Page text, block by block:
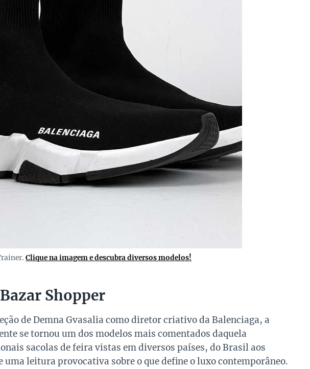
Clique na imagem e descubra diversos modelos!
Shopper
de Demna Gvasalia como diretor criativo da Balenciaga, a
se tornou um dos modelos mais comentados daquela
sacolas de feira vistas em diversos países, do Brasil aos
uma leitura provocativa sobre o que define o luxo contemporâneo.